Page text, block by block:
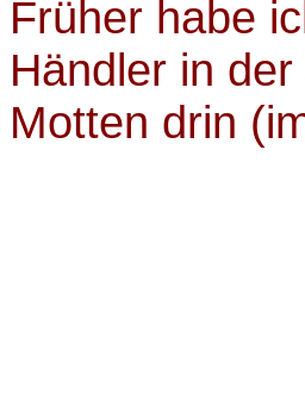
Früher habe
Händler in
Motten drin